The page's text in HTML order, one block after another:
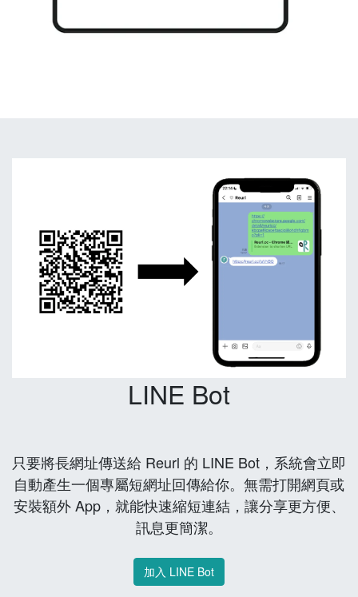
LINE Bot
只要將長網址傳送給 Reurl 的 LINE Bot，系統會立即
自動產生一個專屬短網址回傳給你。無需打開網頁或
安裝額外 App，就能快速縮短連結，讓分享更方便、
訊息更簡潔。
加入 LINE Bot